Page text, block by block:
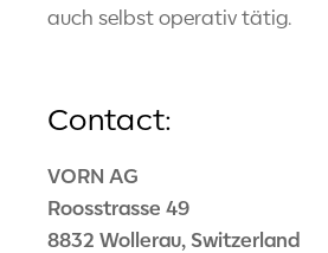
auch selbst operativ tätig.
Contact:
VORN AG
Roosstrasse 49
8832 Wollerau, Switzerland